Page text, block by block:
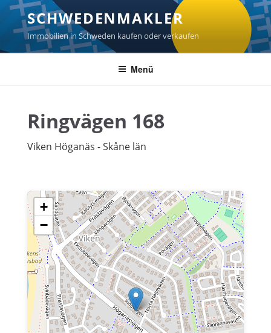
Zum
Inhalt
springen
SCHWEDENMAKLER
Immobilien in Schweden kaufen oder verkaufen
Menü
Ringvägen 168
Viken Höganäs - Skåne län
+
−